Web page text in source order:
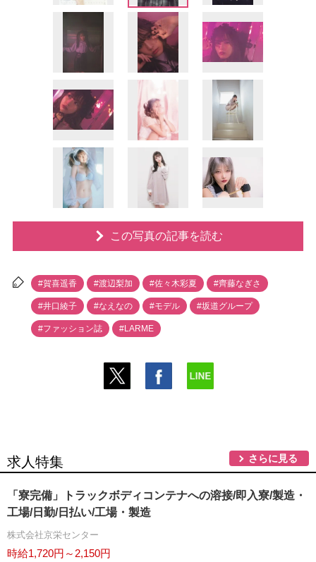
この写真の記事を読む
#賀喜遥香 #渡辺梨加 #佐々木彩夏 #齊藤なぎさ
#井口綾子 #なえなの #モデル #坂道グループ
#ファッション誌 #LARME
求人特集 さらに見る
「寮完備」トラックボディコンテナへの溶接/即入寮/製造・
工場/日勤/日払い/工場・製造
株式会社京栄センター
時給1,720円～2,150円